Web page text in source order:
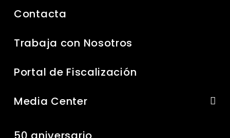
Contacta
Trabaja con Nosotros
Portal de Fiscalización
Media Center